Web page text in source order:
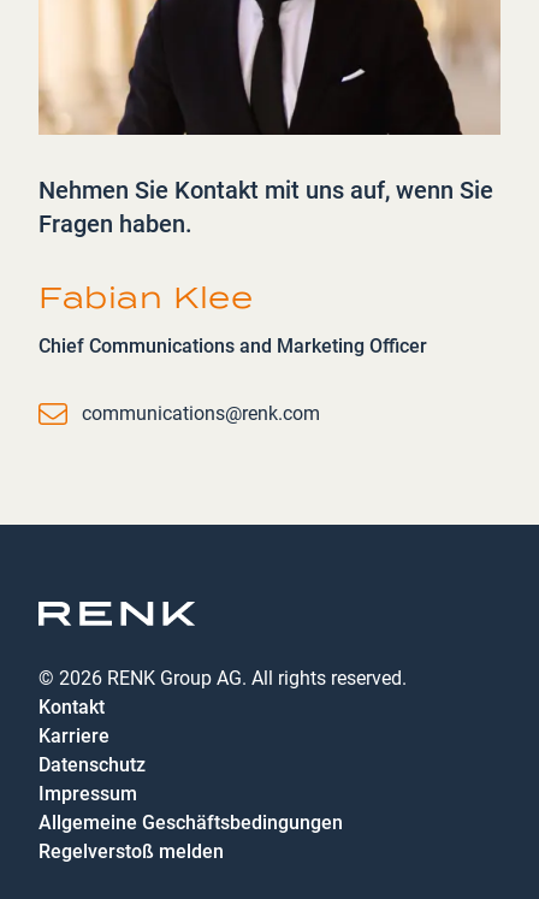
Nehmen Sie Kontakt mit uns auf, wenn Sie
Fragen haben.
Fabian Klee
Chief Communications and Marketing Officer
Emailcommunications@renk.com
© 2026 RENK Group AG. All rights reserved.
Kontakt
Karriere
Datenschutz
Impressum
Allgemeine Geschäftsbedingungen
Regelverstoß melden